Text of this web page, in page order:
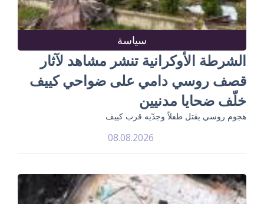
سياسة
الشرطة الأوكرانية تنشر مشاهد لآثار
قصف روسي دامي على ضواحي كييف
خلّف ضحايا مدنيين
هجوم روسي يقتل طفلاً وجدّيه قرب كييف
08.08.2026